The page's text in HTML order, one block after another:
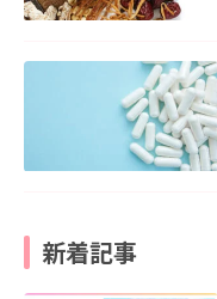
新着記事